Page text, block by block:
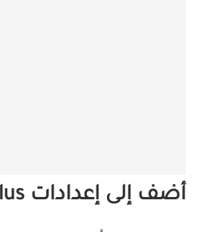
أضف إلى إعدادات OnePlus السريعة